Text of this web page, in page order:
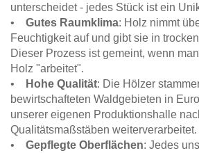
unterscheidet - jedes Stück ist ein
• Gutes Raumklima: Holz nimmt
Feuchtigkeit auf und gibt sie in
Dieser Prozess ist gemeint, wenn
Holz "arbeitet".
•
Hohe Qualität: Die Hölzer
bewirtschafteten Waldgebieten in
unserer eigenen Produktionshalle
Qualitätsmaßstäben weiterverarbeitet.
• Gepflegte Oberflächen: Jedes